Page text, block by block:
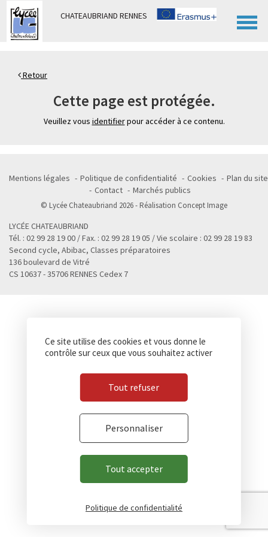
CHATEAUBRIAND RENNES
Retour
Cette page est protégée.
Veuillez vous identifierpour accéder à ce contenu.
Mentions légales Politique de confidentialité Cookies
Plan du site
Contact
Marchés publics
© Lycée Chateaubriand 2026 - Réalisation Concept Image
LYCÉE CHATEAUBRIAND
Tél. : 02 99 28 19 00 / Fax. : 02 99 28 19 05 / Vie scolaire : 02 99 28 19 83
Second cycle, Abibac, Classes préparatoires
136 boulevard de Vitré
CS 10637 - 35706 RENNES Cedex 7
Panneau de gestion des cookies
Ce site utilise des cookies et vous donne le
contrôle sur ceux que vous souhaitez activer
Tout accepter
Tout refuser
Personnaliser
Politique de confidentialité